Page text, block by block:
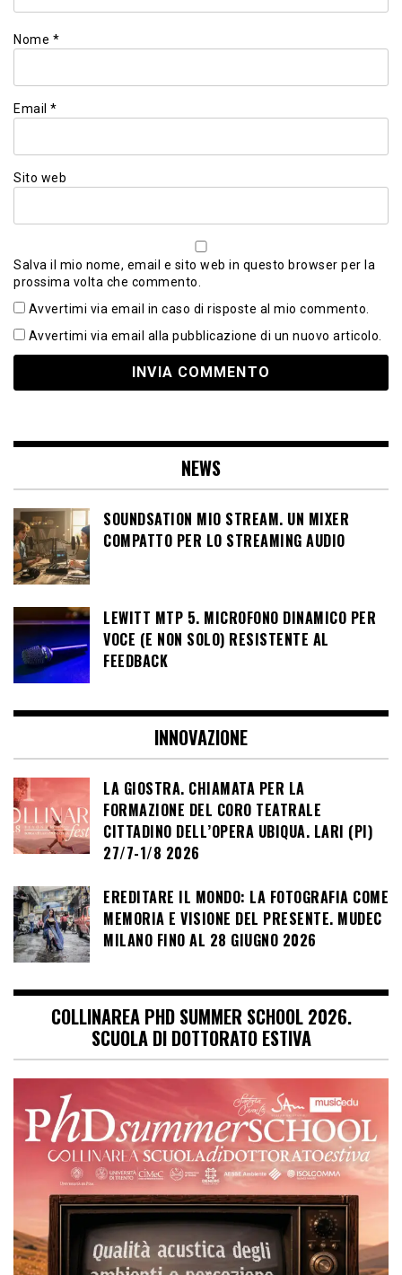
Nome *
Email *
Sito web
Salva il mio nome, email e sito web in questo browser per la
prossima volta che commento.
Avvertimi via email in caso di risposte al mio commento.
Avvertimi via email alla pubblicazione di un nuovo articolo.
NEWS
SOUNDSATION MIO STREAM. UN MIXER
COMPATTO PER LO STREAMING AUDIO
LEWITT MTP 5. MICROFONO DINAMICO PER
VOCE (E NON SOLO) RESISTENTE AL
FEEDBACK
INNOVAZIONE
LA GIOSTRA. CHIAMATA PER LA
FORMAZIONE DEL CORO TEATRALE
CITTADINO DELL’OPERA UBIQUA. LARI (PI)
27/7-1/8 2026
EREDITARE IL MONDO: LA FOTOGRAFIA COME
MEMORIA E VISIONE DEL PRESENTE. MUDEC
MILANO FINO AL 28 GIUGNO 2026
COLLINAREA PHD SUMMER SCHOOL 2026.
SCUOLA DI DOTTORATO ESTIVA